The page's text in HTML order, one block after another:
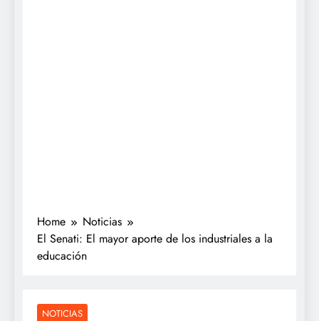
Home
Noticias
El Senati: El mayor aporte de los industriales a la
educación
NOTICIAS